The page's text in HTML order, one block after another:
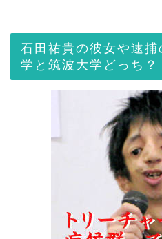
石田祐貴の彼女や逮
学と筑波大学どっち？